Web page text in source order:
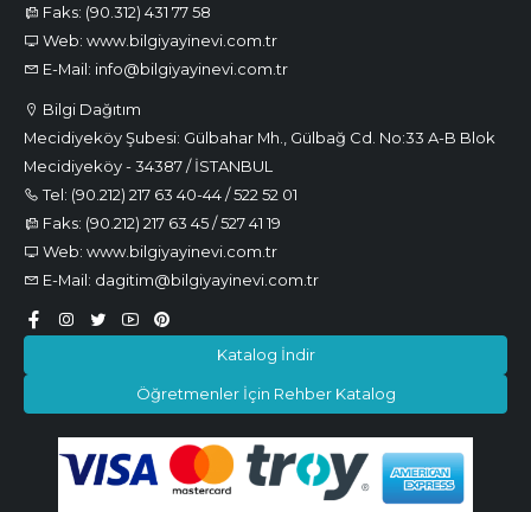
Faks: (90.312) 431 77 58
Web: www.bilgiyayinevi.com.tr
E-Mail: info@bilgiyayinevi.com.tr
Bilgi Dağıtım
Mecidiyeköy Şubesi: Gülbahar Mh., Gülbağ Cd. No:33 A-B Blok
Mecidiyeköy - 34387 / İSTANBUL
Tel: (90.212) 217 63 40-44 / 522 52 01
Faks: (90.212) 217 63 45 / 527 41 19
Web: www.bilgiyayinevi.com.tr
E-Mail: dagitim@bilgiyayinevi.com.tr
Katalog İndir
Öğretmenler İçin Rehber Katalog